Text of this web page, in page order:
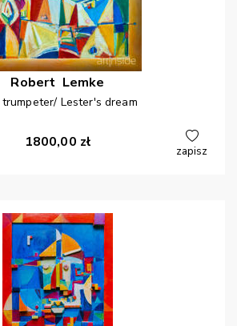
Robert Lemke
Lester's dream
1800,00 zł
zapisz